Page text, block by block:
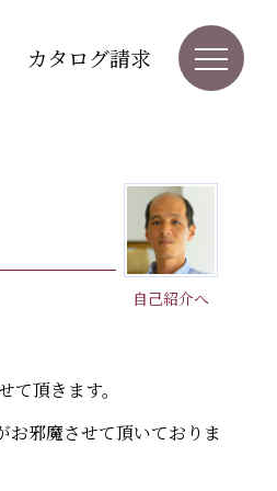
カタログ請求
自己紹介へ
頂きます。
お邪魔させて頂いておりま